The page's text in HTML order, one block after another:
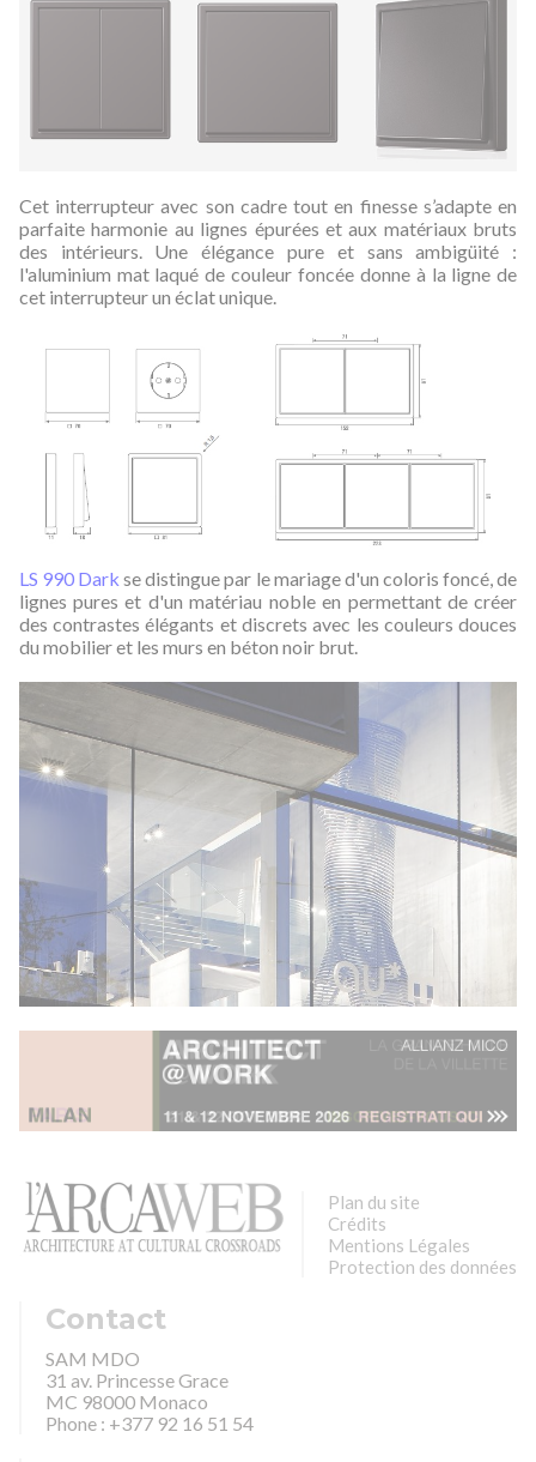
Cet interrupteur avec son cadre tout en finesse s’adapte en
parfaite harmonie au lignes épurées et aux matériaux bruts
des intérieurs. Une élégance pure et sans ambigüité :
l'aluminium mat laqué de couleur foncée donne à la ligne de
cet interrupteur un éclat unique.‎
LS 990 Dark se distingue par le mariage d'un coloris foncé, de
lignes pures et d'un matériau noble en permettant de créer
des contrastes élégants et discrets avec les couleurs douces
du mobilier et les murs en béton noir brut.
Plan du site
Crédits
Mentions Légales
Protection des données
Contact
SAM MDO
31 av. Princesse Grace
MC 98000 Monaco
Phone : +377 92 16 51 54